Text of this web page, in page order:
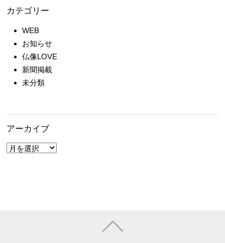
カテゴリー
WEB
お知らせ
仏像LOVE
新聞掲載
未分類
アーカイブ
ア